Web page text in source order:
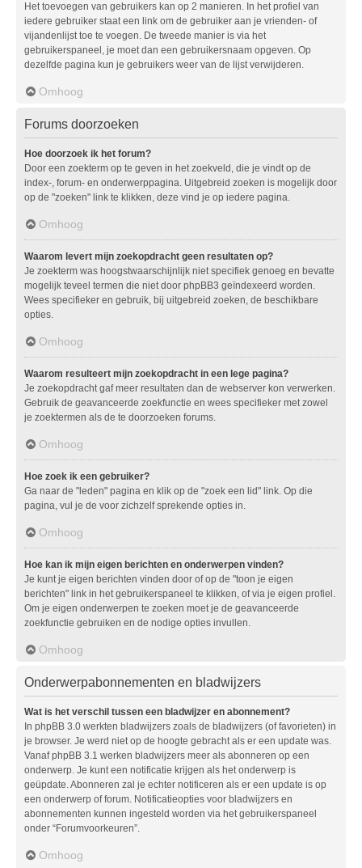
Het toevoegen van gebruikers kan op 2 manieren. In het profiel van
iedere gebruiker staat een link om de gebruiker aan je vrienden- of
vijandenlijst toe te voegen. De tweede manier is via het
gebruikerspaneel, je moet dan een gebruikersnaam opgeven. Op
dezelfde pagina kun je gebruikers weer van de lijst verwijderen.
Omhoog
Forums doorzoeken
Hoe doorzoek ik het forum?
Door een zoekterm op te geven in het zoekveld, die je vindt op de
index-, forum- en onderwerppagina. Uitgebreid zoeken is mogelijk door
op de "zoeken" link te klikken, deze vind je op iedere pagina.
Omhoog
Waarom levert mijn zoekopdracht geen resultaten op?
Je zoekterm was hoogstwaarschijnlijk niet specifiek genoeg en bevatte
mogelijk teveel termen die niet door phpBB3 geïndexeerd worden.
Wees specifieker en gebruik, bij uitgebreid zoeken, de beschikbare
opties.
Omhoog
Waarom resulteert mijn zoekopdracht in een lege pagina?
Je zoekopdracht gaf meer resultaten dan de webserver kon verwerken.
Gebruik de geavanceerde zoekfunctie en wees specifieker met zowel
je zoektermen als de te doorzoeken forums.
Omhoog
Hoe zoek ik een gebruiker?
Ga naar de "leden" pagina en klik op de "zoek een lid" link. Op die
pagina, vul je de voor zichzelf sprekende opties in.
Omhoog
Hoe kan ik mijn eigen berichten en onderwerpen vinden?
Je kunt je eigen berichten vinden door of op de "toon je eigen
berichten" link in het gebruikerspaneel te klikken, of via je eigen profiel.
Om je eigen onderwerpen te zoeken moet je de geavanceerde
zoekfunctie gebruiken en de nodige opties invullen.
Omhoog
Onderwerpabonnementen en bladwijzers
Wat is het verschil tussen een bladwijzer en abonnement?
In phpBB 3.0 werkten bladwijzers zoals de bladwijzers (of favorieten) in
je browser. Je werd niet op de hoogte gebracht als er een update was.
Vanaf phpBB 3.1 werken bladwijzers meer als abonneren op een
onderwerp. Je kunt een notificatie krijgen als het onderwerp is
geüpdate. Abonneren zal je echter notificeren als er een update is op
een onderwerp of forum. Notificatieopties voor bladwijzers en
abonnementen kunnen ingesteld worden via het gebruikerspaneel
onder “Forumvoorkeuren”.
Omhoog